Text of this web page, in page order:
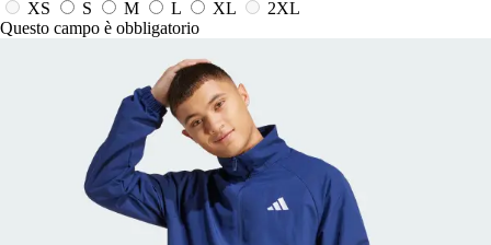
XS S M L XL
2XL
Questo campo è obbligatorio